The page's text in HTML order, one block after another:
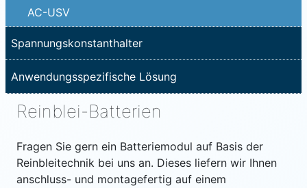
Reinblei-Batterien
Fragen Sie gern ein Batteriemodul auf Basis der
Reinbleitechnik bei uns an. Dieses liefern wir Ihnen
anschluss- und montagefertig auf einem
AC-USV
Spannungskonstanthalter
Anwendungsspezifische Lösung